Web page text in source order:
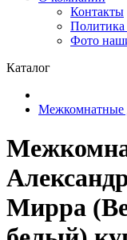
Контакты
Политика
Фото
Каталог
Межкомнатные
Мирра